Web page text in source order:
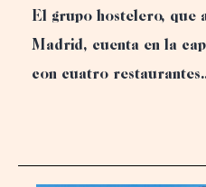
El grupo hostelero, que
Madrid, cuenta en la
con cuatro